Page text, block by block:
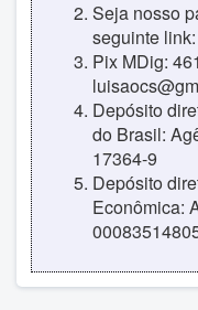
Seja nosso
seguinte link:
Pix MDig:
Depósito
do Brasil:
17364-9
Depósito
Econômica: